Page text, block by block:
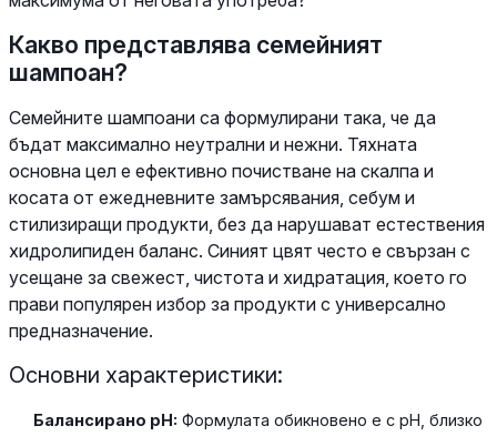
Какво представлява семейният
шампоан?
Семейните шампоани са формулирани така, че да
бъдат максимално неутрални и нежни. Тяхната
основна цел е ефективно почистване на скалпа и
косата от ежедневните замърсявания, себум и
стилизиращи продукти, без да нарушават естествения
хидролипиден баланс. Синият цвят често е свързан с
усещане за свежест, чистота и хидратация, което го
прави популярен избор за продукти с универсално
предназначение.
Основни характеристики:
Балансирано pH: Формулата обикновено е с pH, близко